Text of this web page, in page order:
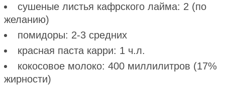
сушеные листья кафрского лайма: 2 (по
желанию)
помидоры: 2-3 средних
красная паста карри: 1 ч.л.
кокосовое молоко: 400 миллилитров (17%
жирности)